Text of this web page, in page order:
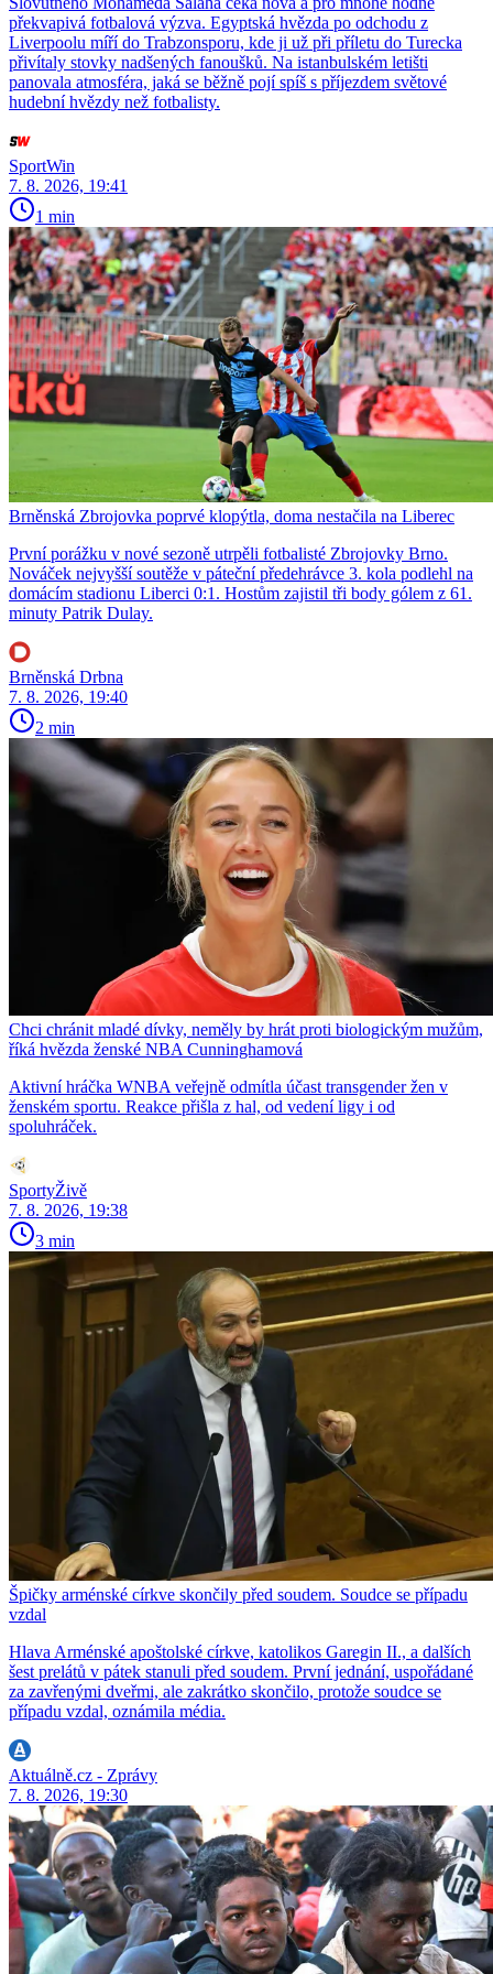
překvapivá fotbalová výzva. Egyptská hvězda po odchodu z
Liverpoolu míří do Trabzonsporu, kde ji už při příletu do Turecka
přivítaly stovky nadšených fanoušků. Na istanbulském letišti
panovala atmosféra, jaká se běžně pojí spíš s příjezdem světové
hudební hvězdy než fotbalisty.
SportWin
7. 8. 2026, 19:41
1 min
Brněnská Zbrojovka poprvé klopýtla, doma nestačila na Liberec
První porážku v nové sezoně utrpěli fotbalisté Zbrojovky Brno.
Nováček nejvyšší soutěže v páteční předehrávce 3. kola podlehl na
domácím stadionu Liberci 0:1. Hostům zajistil tři body gólem z 61.
minuty Patrik Dulay.
Brněnská Drbna
7. 8. 2026, 19:40
2 min
Chci chránit mladé dívky, neměly by hrát proti biologickým mužům,
říká hvězda ženské NBA Cunninghamová
Aktivní hráčka WNBA veřejně odmítla účast transgender žen v
ženském sportu. Reakce přišla z hal, od vedení ligy i od
spoluhráček.
SportyŽivě
7. 8. 2026, 19:38
3 min
Špičky arménské církve skončily před soudem. Soudce se případu
vzdal
Hlava Arménské apoštolské církve, katolikos Garegin II., a dalších
šest prelátů v pátek stanuli před soudem. První jednání, uspořádané
za zavřenými dveřmi, ale zakrátko skončilo, protože soudce se
případu vzdal, oznámila média.
Aktuálně.cz - Zprávy
7. 8. 2026, 19:30